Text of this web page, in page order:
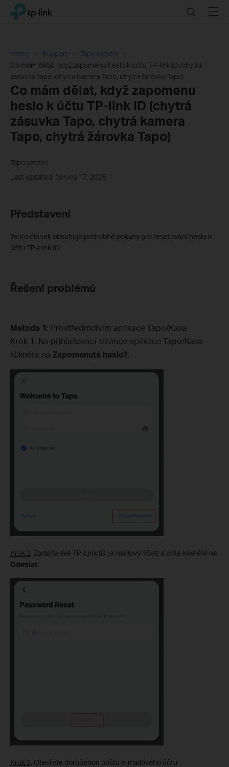
Click
navigation
TP-Link, Reliably Smart SearchMenu
Home Support
Tapo ostatní
Co mám dělat, když zapomenu heslo k účtu TP-link ID (chytrá
zásuvka Tapo, chytrá kamera Tapo, chytrá žárovka Tapo)
Co mám dělat, když zapomenu
heslo k účtu TP-link ID (chytrá
zásuvka Tapo, chytrá kamera
Tapo, chytrá žárovka Tapo)
Tapo ostatní
Last updated: června 17, 2026
Představení
Tento článek obsahuje podrobné pokyny pro resetování hesla k
účtu TP-Link ID.
Řešení problémů
Metoda 1: Prostřednictvím aplikace Tapo/Kasa
Krok 1. Na přihlašovací stránce aplikace Tapo/Kasa
klikněte na Zapomenuté heslo?.
Krok 2. Zadejte své TP-Link ID (e-mailový účet) a poté klikněte na
Odeslat.
Krok 3. Otevřete doručenou poštu e-mailového účtu